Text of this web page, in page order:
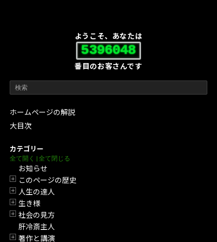
ようこそ、あなたは
5396048
番目のお客さんです
ホームページの解説
大目次
カテゴリー
全て開く | 全て閉じる
お知らせ
開閉
このページの歴史
開閉
人生の達人
開閉
生き様
開閉
社会の見方
肝冷斎主人
著作と講演